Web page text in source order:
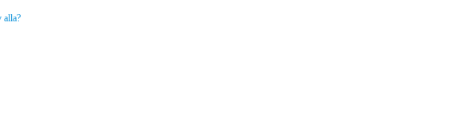
alla?